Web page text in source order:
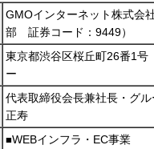
GMOインターネット株式
部 証券コード：9449）
東京都渋谷区桜丘町26番1
ー
代表取締役会長兼社長・グ
正寿
■WEBインフラ・EC事業